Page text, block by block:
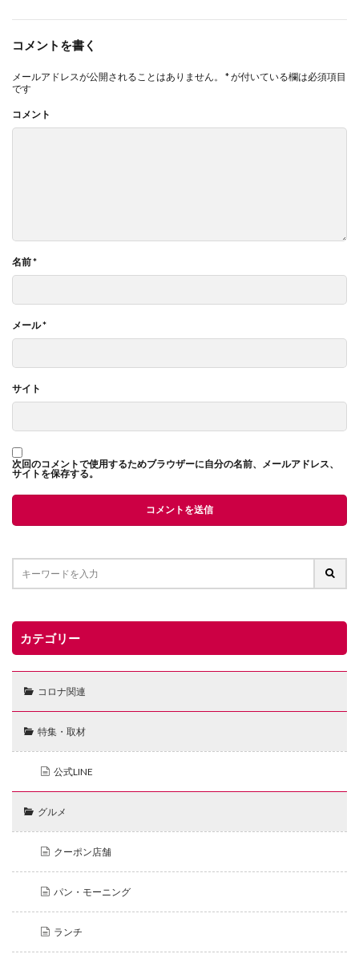
コメントを書く
メールアドレスが公開されることはありません。 *が付いている欄は必須項目
です
コメント
名前*
メール*
サイト
次回のコメントで使用するためブラウザーに自分の名前、メールアドレス、
サイトを保存する。
カテゴリー
コロナ関連
特集・取材
公式LINE
グルメ
クーポン店舗
パン・モーニング
ランチ